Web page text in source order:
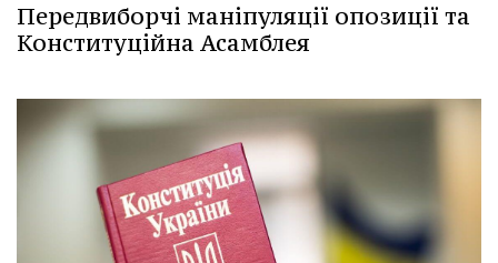
Передвиборчі маніпуляції опозиції та
Конституційна Асамблея